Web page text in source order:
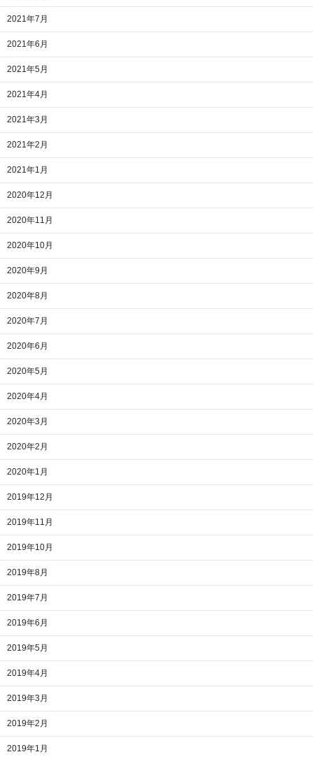
2021年7月
2021年6月
2021年5月
2021年4月
2021年3月
2021年2月
2021年1月
2020年12月
2020年11月
2020年10月
2020年9月
2020年8月
2020年7月
2020年6月
2020年5月
2020年4月
2020年3月
2020年2月
2020年1月
2019年12月
2019年11月
2019年10月
2019年8月
2019年7月
2019年6月
2019年5月
2019年4月
2019年3月
2019年2月
2019年1月